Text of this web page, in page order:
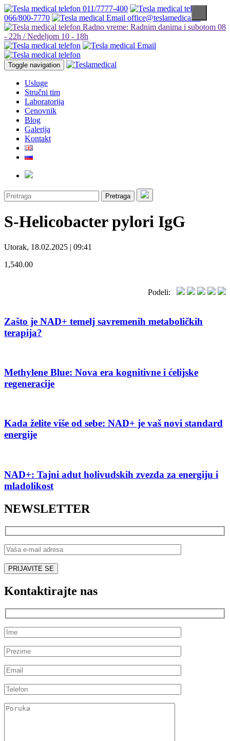
011/7777-400
066/800-7770
office@teslamedical.rs
Radno vreme: Radnim danima i subotom 08
- 22h / Nedeljom 10 - 18h
Toggle navigation
Usluge
Stručni tim
Laboratorija
Cenovnik
Blog
Galerija
Kontakt
Pretraga
S-Helicobacter pylori IgG
Utorak, 18.02.2025 | 09:41
1,540.00
Podeli:
Zašto je NAD+ temelj savremenih metaboličkih
terapija?
Methylene Blue: Nova era kognitivne i ćelijske
regeneracije
Kada želite više od sebe: NAD+ je vaš novi standard
energije
NAD+: Tajni adut holivudskih zvezda za energiju i
mladolikost
NEWSLETTER
Kontaktirajte nas